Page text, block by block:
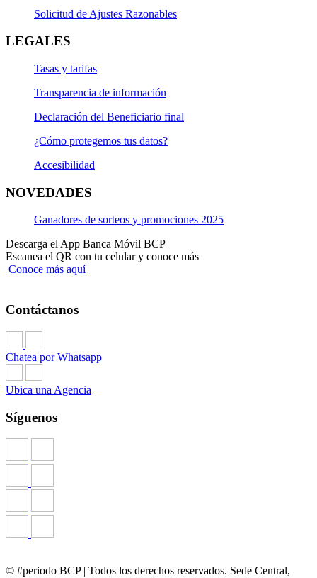
Solicitud de Ajustes Razonables
LEGALES
Tasas y tarifas
Transparencia de información
Declaración del Beneficiario final
¿Cómo protegemos tus datos?
Accesibilidad
NOVEDADES
Ganadores de sorteos y promociones 2025
Descarga el App Banca Móvil BCP
Escanea el QR con tu celular y conoce más
Conoce más aquí
Contáctanos
Chatea por Whatsapp
Ubica una Agencia
Síguenos
© #periodo BCP | Todos los derechos reservados. Sede Central,